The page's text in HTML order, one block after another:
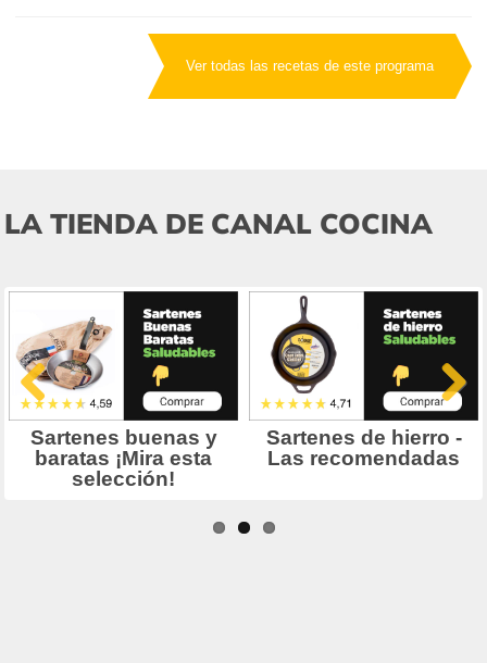
Ver todas las recetas de este programa
LA TIENDA DE CANAL COCINA